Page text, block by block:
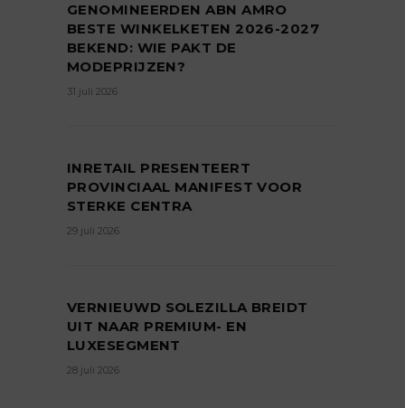
GENOMINEERDEN ABN AMRO
BESTE WINKELKETEN 2026-2027
BEKEND: WIE PAKT DE
MODEPRIJZEN?
31 juli 2026
INRETAIL PRESENTEERT
PROVINCIAAL MANIFEST VOOR
STERKE CENTRA
29 juli 2026
VERNIEUWD SOLEZILLA BREIDT
UIT NAAR PREMIUM- EN
LUXESEGMENT
28 juli 2026